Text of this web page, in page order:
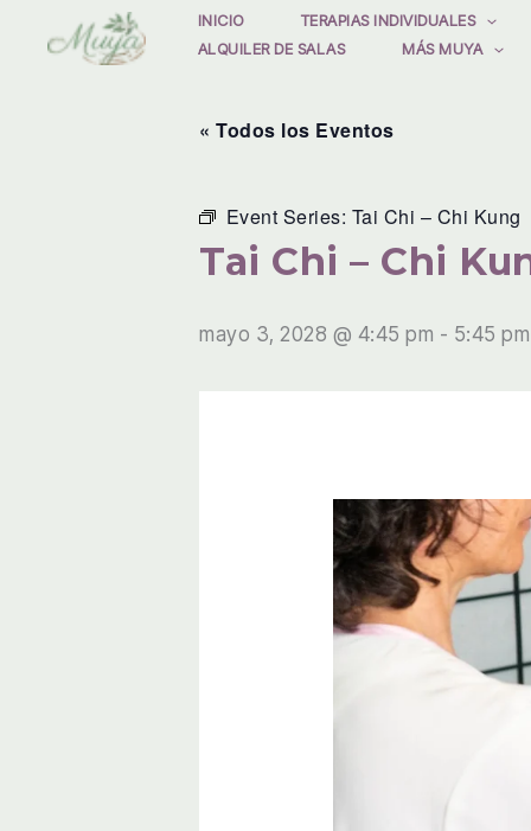
INICIO TERAPIAS INDIVIDUALES
ALQUILER DE SALAS
MÁS MUYA
« Todos los Eventos
Event Series: Tai Chi – Chi Kung
Tai Chi – Chi
mayo 3, 2028 @ 4:45 pm - 5:45 pm